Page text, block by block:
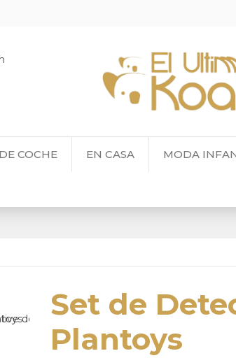
COCHE EN CASA MODA
Set de
Plantoys